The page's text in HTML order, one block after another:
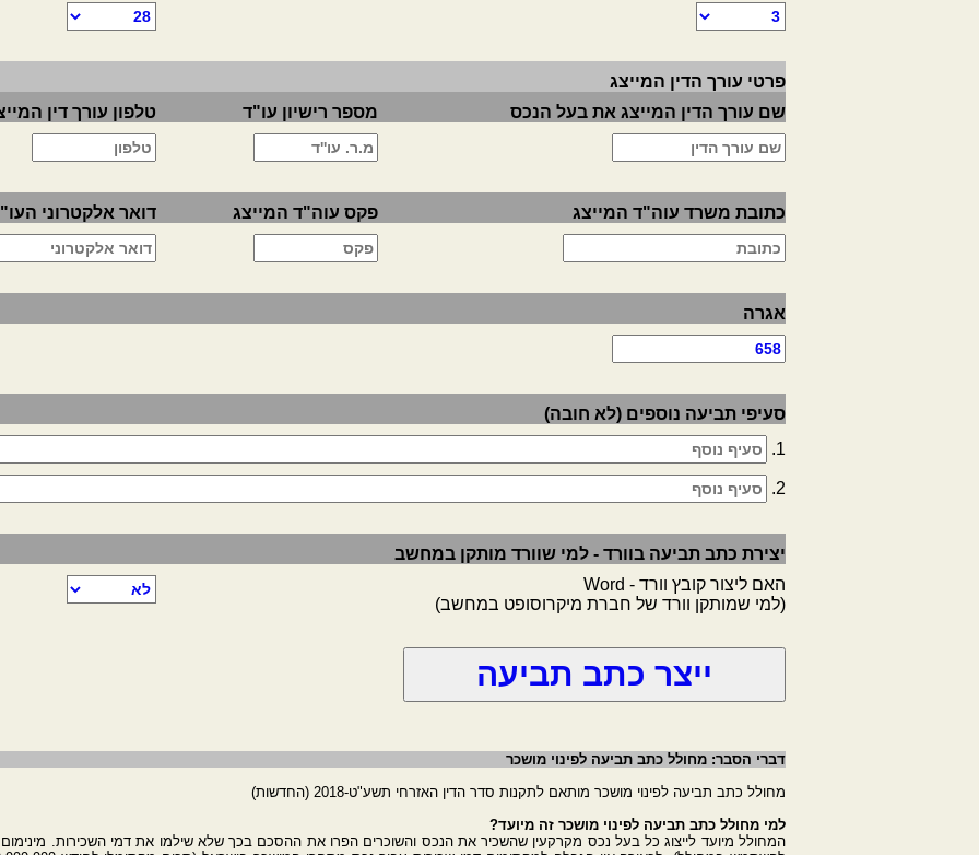
פרטי עורך הדין המייצג
שם עורך הדין המייצג את בעל הנכס
מספר רישיון עו"ד טלפון עורך דין
כתובת משרד עוה"ד המייצג פקס עוה"ד המייצג דואר אלקטרוני
אגרה
סעיפי תביעה נוספים (לא חובה)
1.
2.
יצירת כתב תביעה בוורד - למי שוורד מותקן במחשב
האם ליצור קובץ וורד - Word
(למי שמותקן וורד של חברת מיקרוסופט במחשב)
דברי הסבר: מחולל כתב תביעה לפינוי מושכר
מחולל כתב תביעה לפינוי מושכר מותאם לתקנות סדר הדין האזרחי תשע"ט-2018 (החדשות)
למי מחולל כתב תביעה לפינוי מושכר זה מיועד?